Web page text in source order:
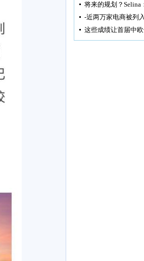
将来的规划？Selina
-近两万家电商被列
这些成绩让首届中